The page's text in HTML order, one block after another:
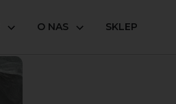
O NAS SKLEP